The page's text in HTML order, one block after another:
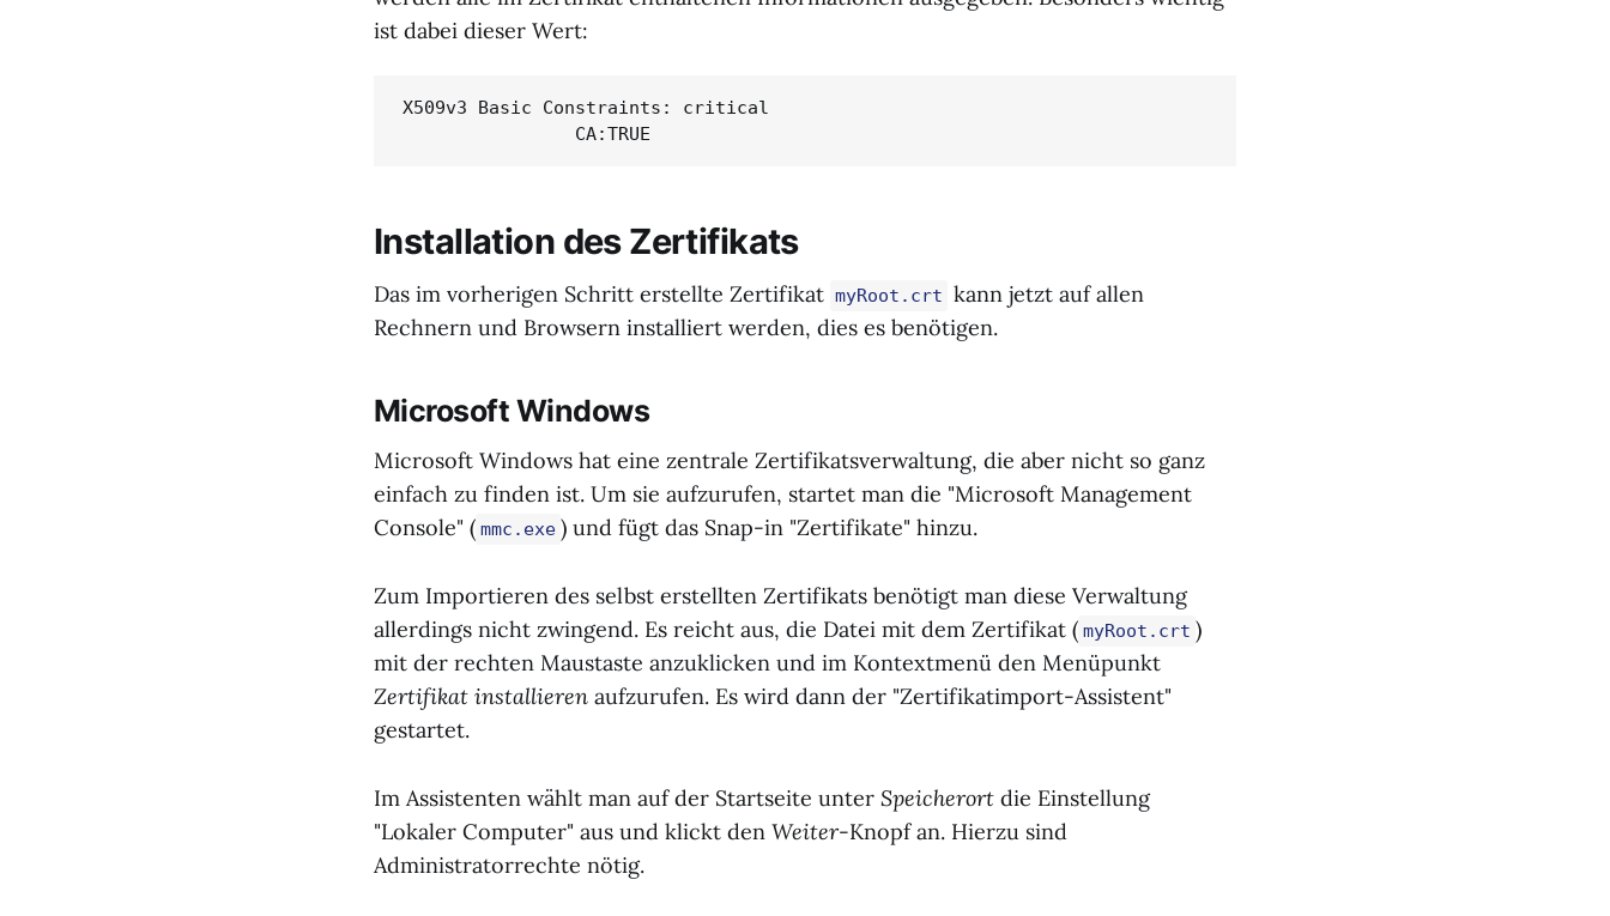
ist dabei dieser Wert:
X509v3 Basic Constraints: critical
Installation des Zertifikats
Das im vorherigen Schritt erstellte Zertifikat myRoot.crt kann jetzt auf allen
Rechnern und Browsern installiert werden, dies es benötigen.
Microsoft Windows
Microsoft Windows hat eine zentrale Zertifikatsverwaltung, die aber nicht so ganz
einfach zu finden ist. Um sie aufzurufen, startet man die "Microsoft Management
Console" ( mmc.exe ) und fügt das Snap-in "Zertifikate" hinzu.
Zum Importieren des selbst erstellten Zertifikats benötigt man diese Verwaltung
allerdings nicht zwingend. Es reicht aus, die Datei mit dem Zertifikat ( myRoot.crt )
mit der rechten Maustaste anzuklicken und im Kontextmenü den Menüpunkt
Zertifikat installieren aufzurufen. Es wird dann der "Zertifikatimport-Assistent"
gestartet.
Im Assistenten wählt man auf der Startseite unter Speicherort die Einstellung
"Lokaler Computer" aus und klickt den Weiter-Knopf an. Hierzu sind
Administratorrechte nötig.